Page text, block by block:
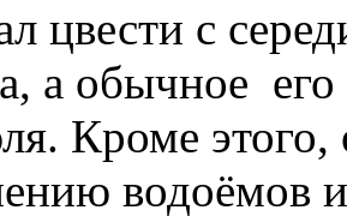
цвести с
а обычное
Кроме
водоёмов